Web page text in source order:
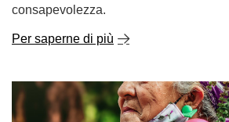
consapevolezza.
Per saperne di più